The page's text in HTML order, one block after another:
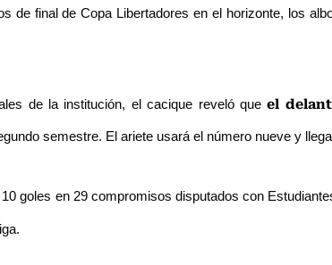
de final de Copa Libertadores en el horizonte, los
de la institución, el cacique reveló queel
semestre. El ariete usará el número nueve y
goles en 29 compromisos disputados con